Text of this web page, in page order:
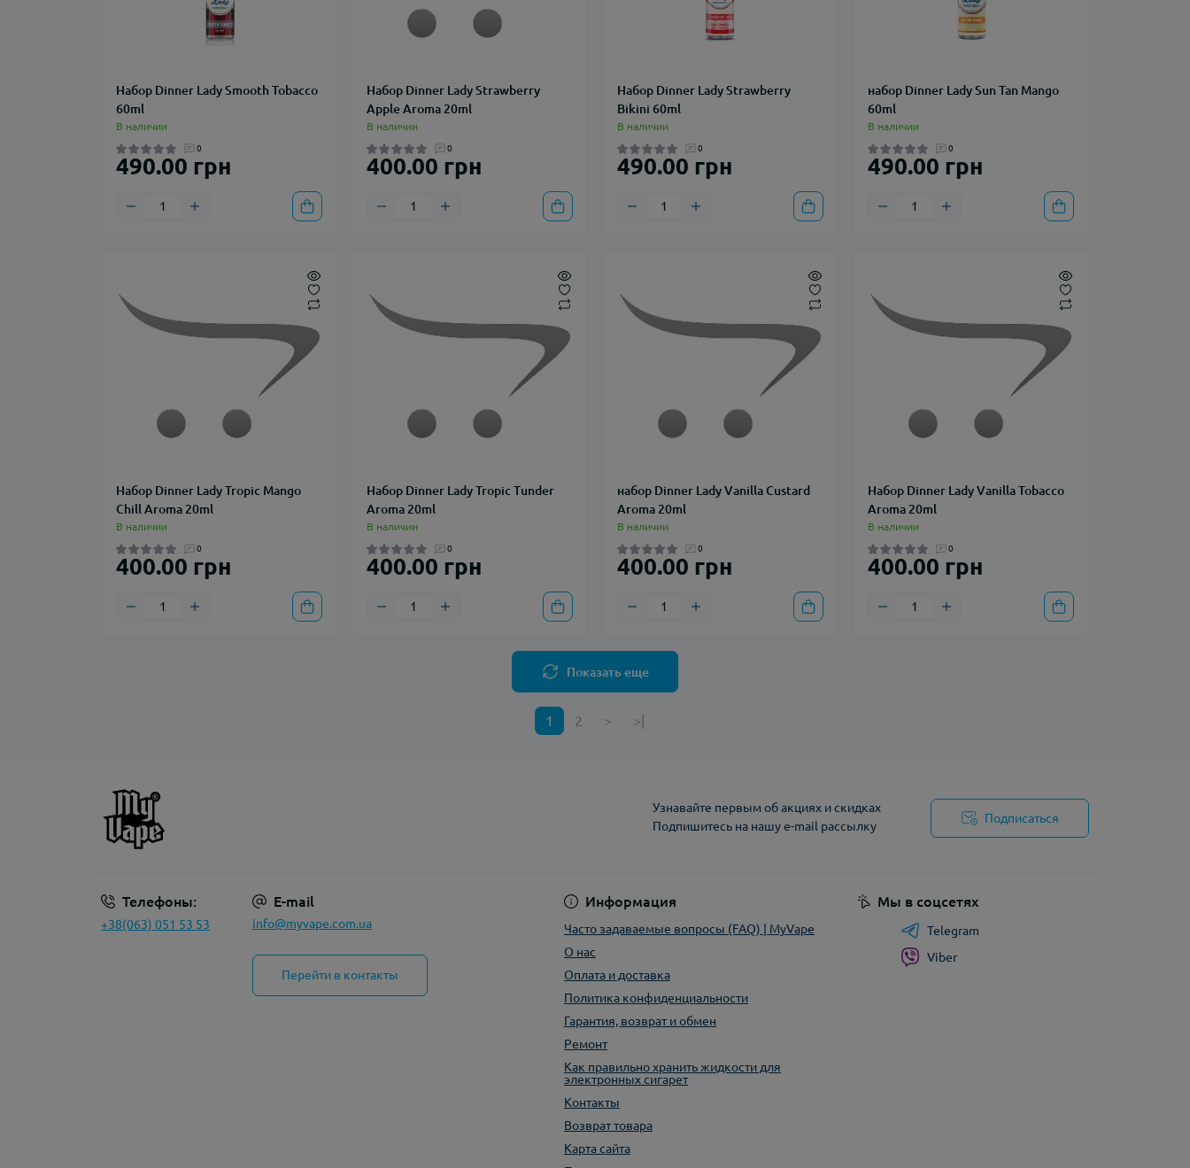
Набор Dinner Lady Smooth Tobacco
60ml
В наличии
0
490.00 грн
Набор Dinner Lady Strawberry
Apple Aroma 20ml
В наличии
0
400.00 грн
Набор Dinner Lady Strawberry
Bikini 60ml
В наличии
0
490.00 грн
набор Dinner Lady Sun Tan Mango
60ml
В наличии
0
490.00 грн
Набор Dinner Lady Tropic Mango
Chill Aroma 20ml
В наличии
0
400.00 грн
Набор Dinner Lady Tropic Tunder
Aroma 20ml
В наличии
0
400.00 грн
набор Dinner Lady Vanilla Custard
Aroma 20ml
В наличии
0
400.00 грн
Набор Dinner Lady Vanilla Tobacco
Aroma 20ml
В наличии
0
400.00 грн
Показать еще
1 2 > >|
Узнавайте первым об акциях и скидках
Подпишитесь на нашу e-mail рассылку
Подписаться
Телефоны:
+38(063) 051 53 53
E-mail
info@myvape.com.ua
Перейти в контакты
Информация
Часто задаваемые вопросы (FAQ) | MyVape
О нас
Оплата и доставка
Политика конфиденциальности
Гарантия, возврат и обмен
Ремонт
Как правильно хранить жидкости для
электронных сигарет
Контакты
Возврат товара
Карта сайта
Мы в соцсетях
Telegram
Viber